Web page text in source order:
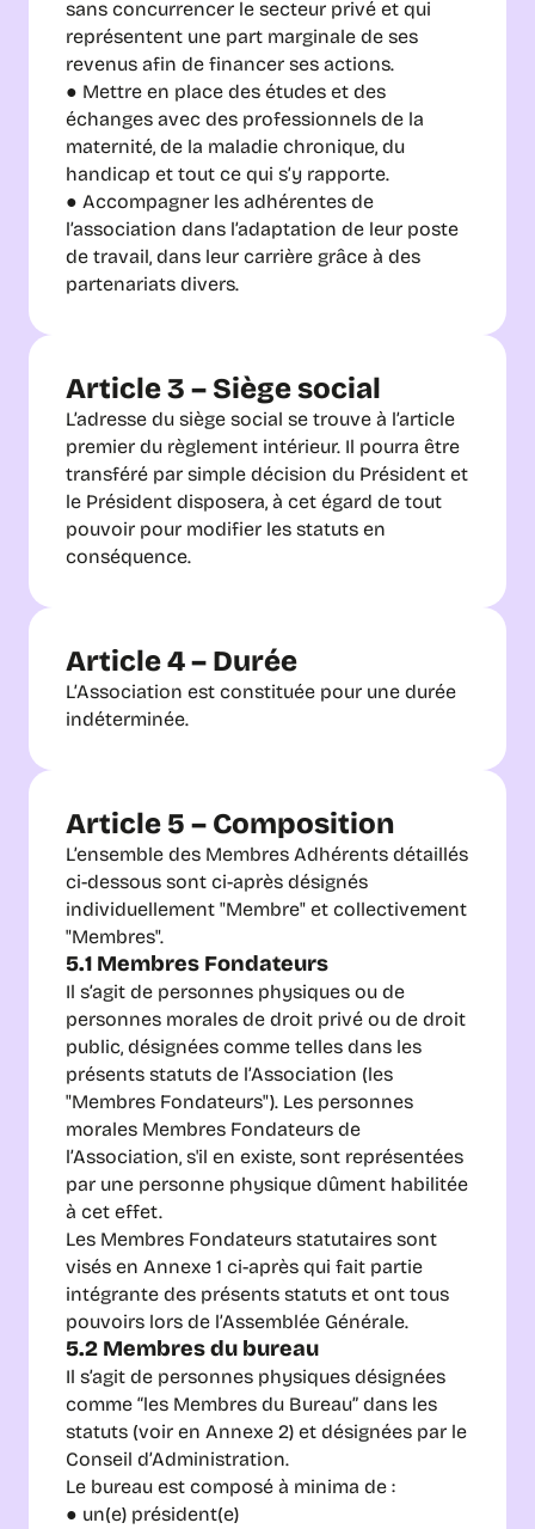
sans concurrencer le secteur privé et qui
représentent une part marginale de ses
revenus afin de financer ses actions.
● Mettre en place des études et des
échanges avec des professionnels de la
maternité, de la maladie chronique, du
handicap et tout ce qui s’y rapporte.
● Accompagner les adhérentes de
l’association dans l’adaptation de leur poste
de travail, dans leur carrière grâce à des
partenariats divers.
Article 3 – Siège social
L’adresse du siège social se trouve à l’article
premier du règlement intérieur. Il pourra être
transféré par simple décision du Président et
le Président disposera, à cet égard de tout
pouvoir pour modifier les statuts en
conséquence.
Article 4 – Durée
L’Association est constituée pour une durée
indéterminée.
Article 5 – Composition
L’ensemble des Membres Adhérents détaillés
ci-dessous sont ci-après désignés
individuellement "Membre" et collectivement
"Membres".
5.1 Membres Fondateurs
Il s’agit de personnes physiques ou de
personnes morales de droit privé ou de droit
public, désignées comme telles dans les
présents statuts de l’Association (les
"Membres Fondateurs"). Les personnes
morales Membres Fondateurs de
l’Association, s'il en existe, sont représentées
par une personne physique dûment habilitée
à cet effet.
Les Membres Fondateurs statutaires sont
visés en Annexe 1 ci-après qui fait partie
intégrante des présents statuts et ont tous
pouvoirs lors de l’Assemblée Générale.
5.2 Membres du bureau
Il s’agit de personnes physiques désignées
comme “les Membres du Bureau” dans les
statuts (voir en Annexe 2) et désignées par le
Conseil d’Administration.
Le bureau est composé à minima de :
● un(e) président(e)